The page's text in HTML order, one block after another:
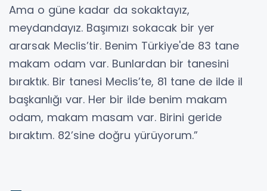
Ama o güne kadar da sokaktayız,
meydandayız. Başımızı sokacak bir yer
ararsak Meclis’tir. Benim Türkiye'de 83 tane
makam odam var. Bunlardan bir tanesini
bıraktık. Bir tanesi Meclis’te, 81 tane de ilde il
başkanlığı var. Her bir ilde benim makam
odam, makam masam var. Birini geride
bıraktım. 82’sine doğru yürüyorum.”